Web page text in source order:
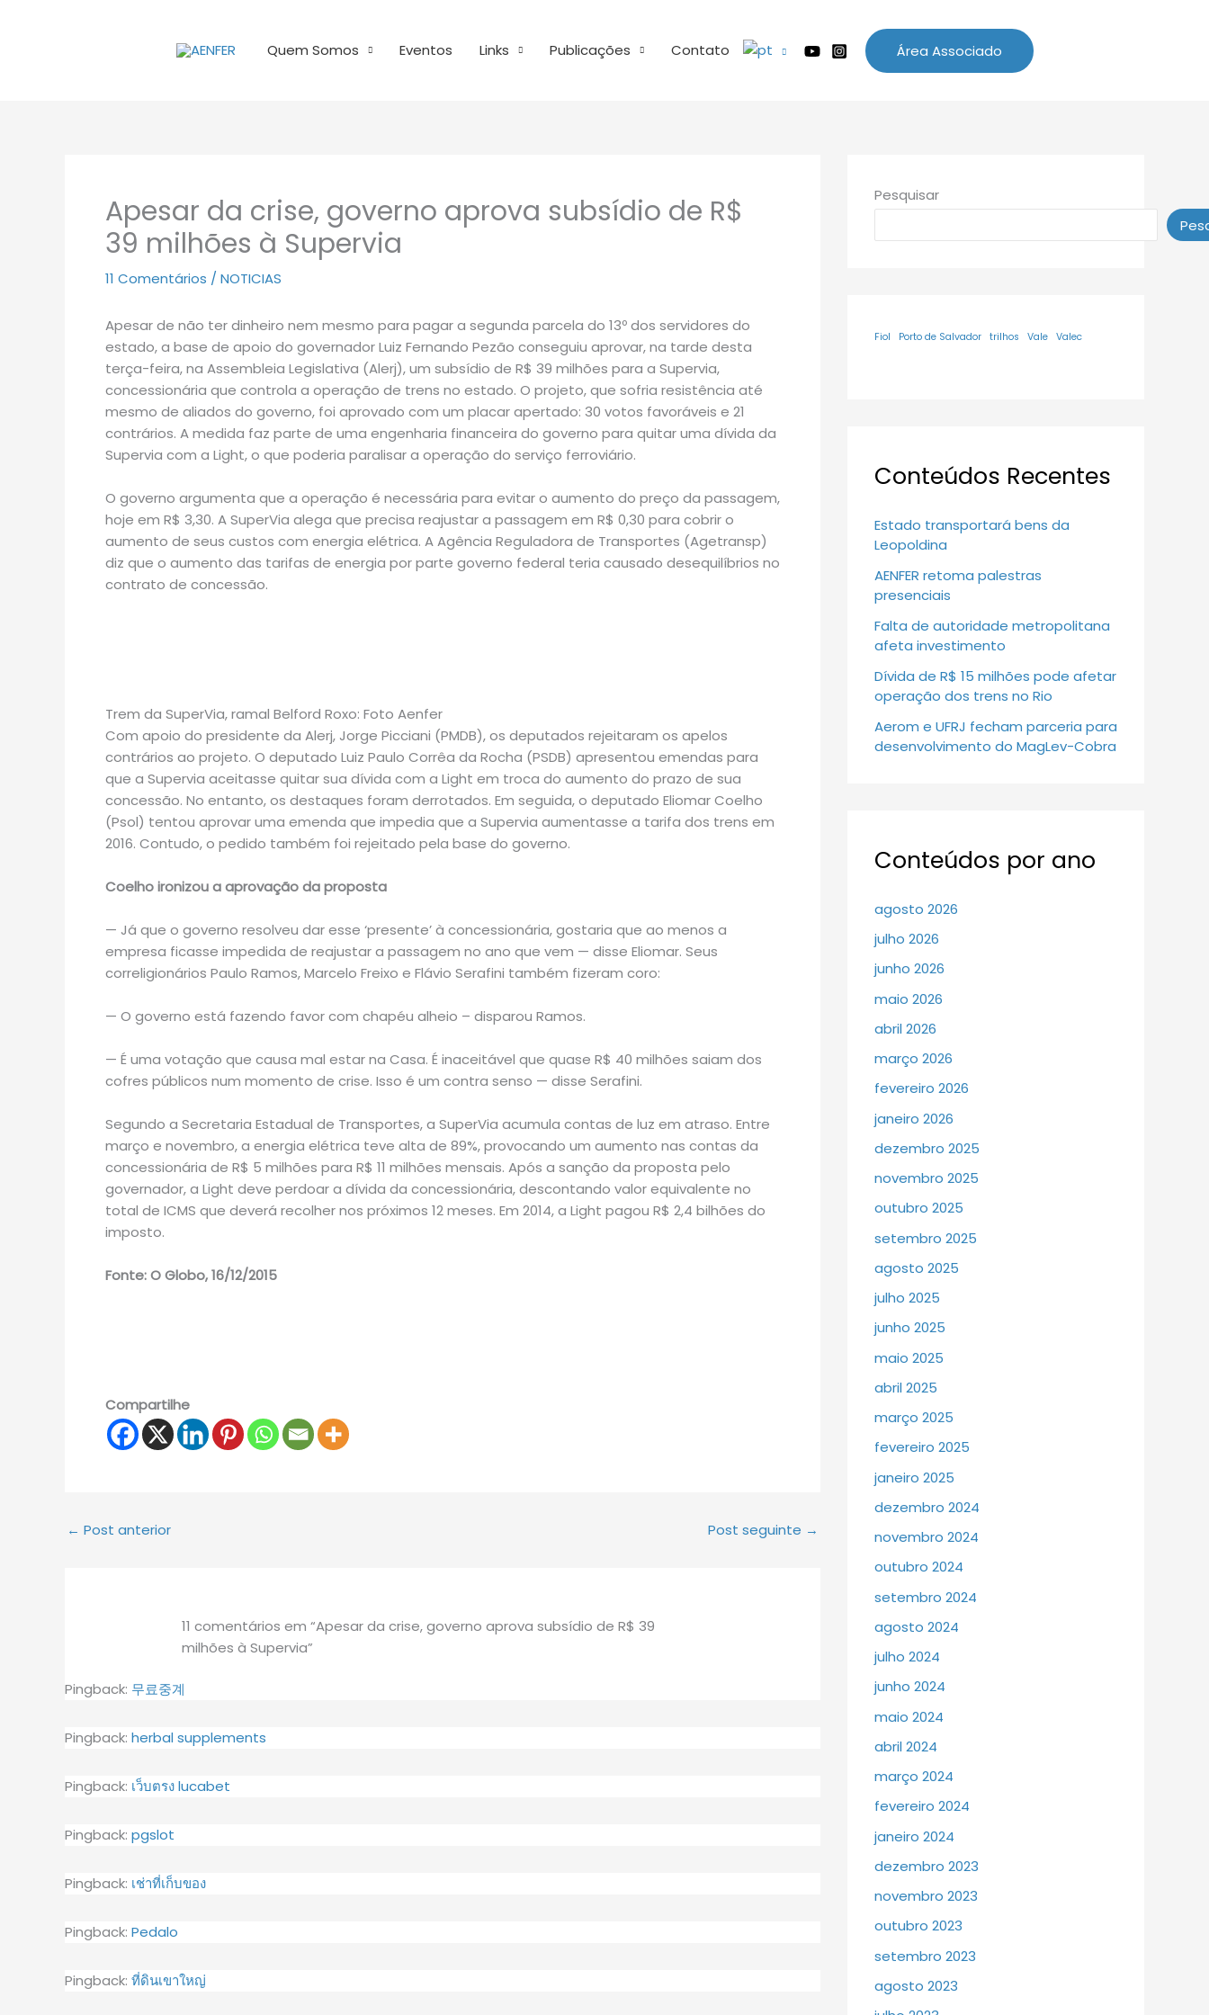
Quem Somos Eventos Links Publicações Contato Área Associado
Apesar da crise, governo aprova subsídio de R$
39 milhões à Supervia
11 Comentários / NOTICIAS
Apesar de não ter dinheiro nem mesmo para pagar a segunda parcela do 13º dos servidores do
estado, a base de apoio do governador Luiz Fernando Pezão conseguiu aprovar, na tarde desta
terça-feira, na Assembleia Legislativa (Alerj), um subsídio de R$ 39 milhões para a Supervia,
concessionária que controla a operação de trens no estado. O projeto, que sofria resistência até
mesmo de aliados do governo, foi aprovado com um placar apertado: 30 votos favoráveis e 21
contrários. A medida faz parte de uma engenharia financeira do governo para quitar uma dívida da
Supervia com a Light, o que poderia paralisar a operação do serviço ferroviário.
O governo argumenta que a operação é necessária para evitar o aumento do preço da passagem,
hoje em R$ 3,30. A SuperVia alega que precisa reajustar a passagem em R$ 0,30 para cobrir o
aumento de seus custos com energia elétrica. A Agência Reguladora de Transportes (Agetransp)
diz que o aumento das tarifas de energia por parte governo federal teria causado desequilíbrios no
contrato de concessão.
Trem da SuperVia, ramal Belford Roxo: Foto Aenfer
Com apoio do presidente da Alerj, Jorge Picciani (PMDB), os deputados rejeitaram os apelos
contrários ao projeto. O deputado Luiz Paulo Corrêa da Rocha (PSDB) apresentou emendas para
que a Supervia aceitasse quitar sua dívida com a Light em troca do aumento do prazo de sua
concessão. No entanto, os destaques foram derrotados. Em seguida, o deputado Eliomar Coelho
(Psol) tentou aprovar uma emenda que impedia que a Supervia aumentasse a tarifa dos trens em
2016. Contudo, o pedido também foi rejeitado pela base do governo.
Coelho ironizou a aprovação da proposta
— Já que o governo resolveu dar esse ‘presente’ à concessionária, gostaria que ao menos a
empresa ficasse impedida de reajustar a passagem no ano que vem — disse Eliomar. Seus
correligionários Paulo Ramos, Marcelo Freixo e Flávio Serafini também fizeram coro:
— O governo está fazendo favor com chapéu alheio – disparou Ramos.
— É uma votação que causa mal estar na Casa. É inaceitável que quase R$ 40 milhões saiam dos
cofres públicos num momento de crise. Isso é um contra senso — disse Serafini.
Segundo a Secretaria Estadual de Transportes, a SuperVia acumula contas de luz em atraso. Entre
março e novembro, a energia elétrica teve alta de 89%, provocando um aumento nas contas da
concessionária de R$ 5 milhões para R$ 11 milhões mensais. Após a sanção da proposta pelo
governador, a Light deve perdoar a dívida da concessionária, descontando valor equivalente no
total de ICMS que deverá recolher nos próximos 12 meses. Em 2014, a Light pagou R$ 2,4 bilhões do
imposto.
Fonte: O Globo, 16/12/2015
Compartilhe
← Post anterior Post seguinte →
11 comentários em “Apesar da crise, governo aprova subsídio de R$ 39
milhões à Supervia”
Pingback: 무료중계
Pingback: herbal supplements
Pingback: เว็บตรง lucabet
Pingback: pgslot
Pingback: เช่าที่เก็บของ
Pingback: Pedalo
Pingback: ที่ดินเขาใหญ่
Pesquisar
Fiol Porto de Salvador trilhos Vale Valec
Conteúdos Recentes
Estado transportará bens da
Leopoldina
AENFER retoma palestras
presenciais
Falta de autoridade metropolitana
afeta investimento
Dívida de R$ 15 milhões pode afetar
operação dos trens no Rio
Aerom e UFRJ fecham parceria para
desenvolvimento do MagLev-Cobra
Conteúdos por ano
agosto 2026
julho 2026
junho 2026
maio 2026
abril 2026
março 2026
fevereiro 2026
janeiro 2026
dezembro 2025
novembro 2025
outubro 2025
setembro 2025
agosto 2025
julho 2025
junho 2025
maio 2025
abril 2025
março 2025
fevereiro 2025
janeiro 2025
dezembro 2024
novembro 2024
outubro 2024
setembro 2024
agosto 2024
julho 2024
junho 2024
maio 2024
abril 2024
março 2024
fevereiro 2024
janeiro 2024
dezembro 2023
novembro 2023
outubro 2023
setembro 2023
agosto 2023